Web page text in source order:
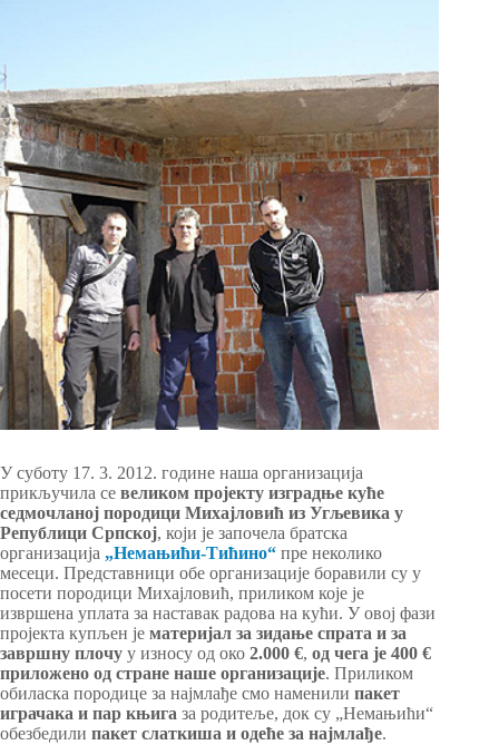
У суботу 17. 3. 2012. године наша организација
прикључила се великом пројекту изградње куће
седмочланој породици Михајловић из Угљевика у
Републици Српској, који је започела братска
организација „Немањићи-Тићино“ пре неколико
месеци. Представници обе организације боравили су у
посети породици Михајловић, приликом које је
извршена уплата за наставак радова на кући. У овој фази
пројекта купљен је материјал за зидање спрата и за
завршну плочу у износу од око 2.000 €, од чега је 400 €
приложено од стране наше организације. Приликом
обиласка породице за најмлађе смо наменили пакет
играчака и пар књига за родитеље, док су „Немањићи“
обезбедили пакет слаткиша и одеће за најмлађе.